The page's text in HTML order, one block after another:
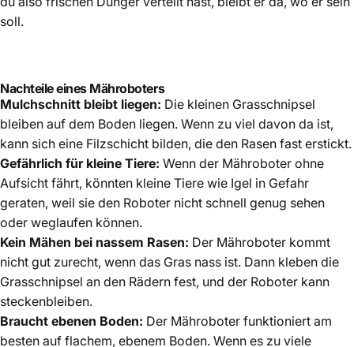
soll.
Nachteile eines Mähroboters
Mulchschnitt bleibt liegen: Die kleinen Grasschnipsel
bleiben auf dem Boden liegen. Wenn zu viel davon da ist,
kann sich eine Filzschicht bilden, die den Rasen fast erstickt.
Gefährlich für kleine Tiere: Wenn der Mähroboter ohne
Aufsicht fährt, könnten kleine Tiere wie Igel in Gefahr
geraten, weil sie den Roboter nicht schnell genug sehen
oder weglaufen können.
Kein Mähen bei nassem Rasen: Der Mähroboter kommt
nicht gut zurecht, wenn das Gras nass ist. Dann kleben die
Grasschnipsel an den Rädern fest, und der Roboter kann
steckenbleiben.
Braucht ebenen Boden: Der Mähroboter funktioniert am
besten auf flachem, ebenem Boden. Wenn es zu viele